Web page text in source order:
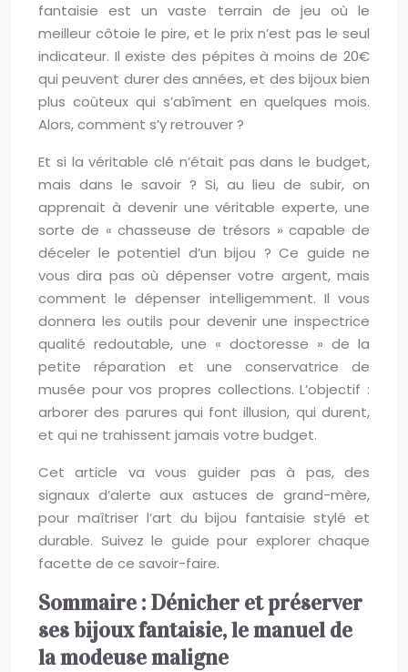
fantaisie est un vaste terrain de jeu où le
meilleur côtoie le pire, et le prix n’est pas le seul
indicateur. Il existe des pépites à moins de 20€
qui peuvent durer des années, et des bijoux bien
plus coûteux qui s’abîment en quelques mois.
Alors, comment s’y retrouver ?
Et si la véritable clé n’était pas dans le budget,
mais dans le savoir ? Si, au lieu de subir, on
apprenait à devenir une véritable experte, une
sorte de « chasseuse de trésors » capable de
déceler le potentiel d’un bijou ? Ce guide ne
vous dira pas où dépenser votre argent, mais
comment le dépenser intelligemment. Il vous
donnera les outils pour devenir une inspectrice
qualité redoutable, une « doctoresse » de la
petite réparation et une conservatrice de
musée pour vos propres collections. L’objectif :
arborer des parures qui font illusion, qui durent,
et qui ne trahissent jamais votre budget.
Cet article va vous guider pas à pas, des
signaux d’alerte aux astuces de grand-mère,
pour maîtriser l’art du bijou fantaisie stylé et
durable. Suivez le guide pour explorer chaque
facette de ce savoir-faire.
Sommaire : Dénicher et préserver
ses bijoux fantaisie, le manuel de
la modeuse maligne